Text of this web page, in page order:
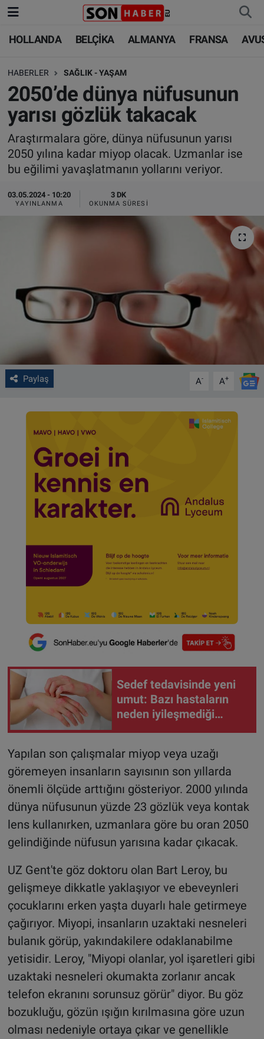
HOLLANDA BELÇİKA ALMANYA FRANSA
HABERLER SAĞLIK - YAŞAM
2050’de dünya nüfusunun
yarısı gözlük takacak
Araştırmalara göre, dünya nüfusunun yarısı
2050 yılına kadar miyop olacak. Uzmanlar ise
bu eğilimi yavaşlatmanın yollarını veriyor.
03.05.2024 - 10:20
YAYINLANMA
3 DK
OKUNMA SÜRESI
Paylaş A- A+
Sedef tedavisinde yeni
umut: Bazı hastaların
neden iyileşmediği
Yapılan son çalışmalar miyop veya uzağı
göremeyen insanların sayısının son yıllarda
önemli ölçüde arttığını gösteriyor. 2000 yılında
dünya nüfusunun yüzde 23 gözlük veya kontak
lens kullanırken, uzmanlara göre bu oran 2050
gelindiğinde nüfusun yarısına kadar çıkacak.
UZ Gent'te göz doktoru olan Bart Leroy, bu
gelişmeye dikkatle yaklaşıyor ve ebeveynleri
çocuklarını erken yaşta duyarlı hale getirmeye
çağırıyor. Miyopi, insanların uzaktaki nesneleri
bulanık görüp, yakındakilere odaklanabilme
yetisidir. Leroy, "Miyopi olanlar, yol işaretleri gibi
uzaktaki nesneleri okumakta zorlanır ancak
telefon ekranını sorunsuz görür" diyor. Bu göz
bozukluğu, gözün ışığın kırılmasına göre uzun
olması nedeniyle ortaya çıkar ve genellikle
HOLLANDA
BELÇİKA
ALMANYA
FRANSA
AVUSTURYA
SAĞLIK - YAŞAM
BİLİM-TEKNOLOJİ
HOLLANDA
BELÇİKA
ALMANYA
TÜRKİYE
DÜNYA
BİLİM-TEKNOLOJİ
SAĞLIK
VIDEO GALERİ
ALGEMENE VOORWAARDEN
CONTACT
Çerez Politikası
Nöbetçi Eczaneler
Hava Durumu
Trafik Durumu
Süper Lig Puan Durumu ve Fikstür
Tüm Manşetler
Son Dakika Haberleri
Haber Arşivi